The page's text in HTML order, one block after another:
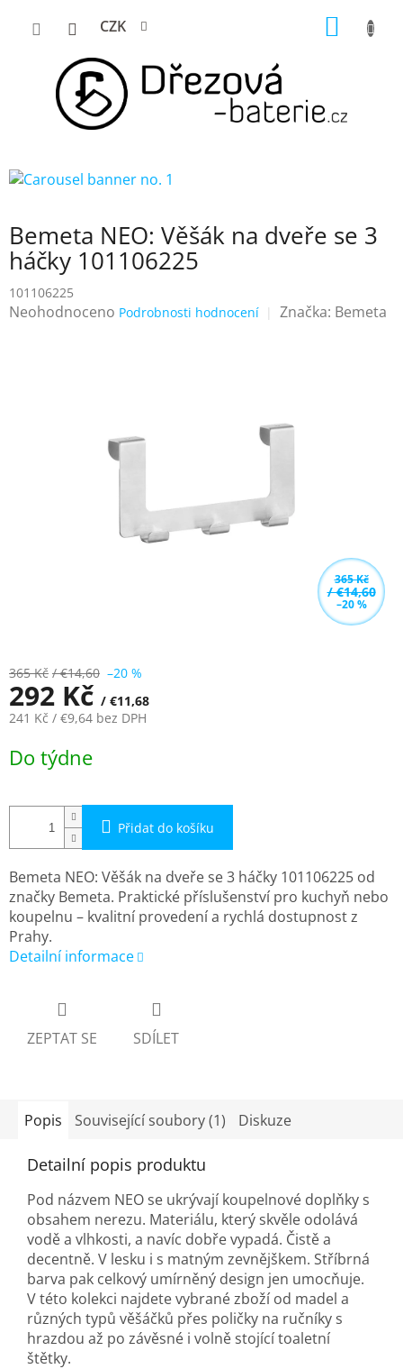
CZK
Bemeta NEO: Věšák na dveře se 3
háčky 101106225
101106225
Průměrné
Neohodnoceno Podrobnosti hodnocení Značka: Bemeta
365 Kč
/ €14,60
–20 %
365 Kč / €14,60 –20 %
292 Kč / €11,68
241 Kč / €9,64 bez DPH
cena:
Do týdne
Přidat do košíku
Bemeta NEO: Věšák na dveře se 3 háčky 101106225 od
značky Bemeta. Praktické příslušenství pro kuchyň nebo
koupelnu – kvalitní provedení a rychlá dostupnost z
Prahy.
Detailní informace
ZEPTAT SE SDÍLET
Popis Související soubory (1) Diskuze
Detailní popis produktu
Pod názvem NEO se ukrývají koupelnové doplňky s
obsahem nerezu. Materiálu, který skvěle odolává
vodě a vlhkosti, a navíc dobře vypadá. Čistě a
decentně. V lesku i s matným zevnějškem. Stříbrná
barva pak celkový umírněný design jen umocňuje.
V této kolekci najdete vybrané zboží od madel a
různých typů věšáčků přes poličky na ručníky s
hrazdou až po závěsné i volně stojící toaletní
štětky.